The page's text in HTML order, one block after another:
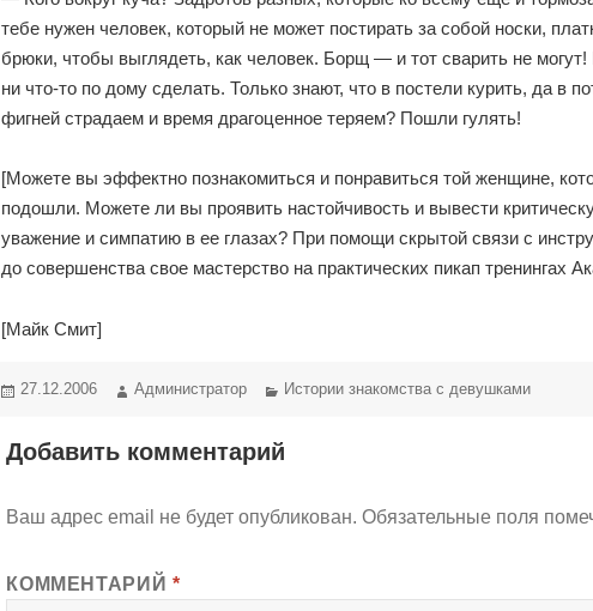
тебе нужен человек, который не может постирать за собой носки,
брюки, чтобы выглядеть, как человек. Борщ — и тот сварить не
ни что-то по дому сделать. Только знают, что в постели курить, да в
фигней страдаем и время драгоценное теряем? Пошли гулять!
[Можете вы эффектно познакомиться и понравиться той женщине,
подошли. Можете ли вы проявить настойчивость и вывести
уважение и симпатию в ее глазах? При помощи скрытой связи с
до совершенства свое мастерство на практических пикап тренингах
[Майк Смит]
Опубликовано
27.12.2006 Автор
Администратор Рубрики
Истории знакомства с девушками
Добавить комментарий
Ваш адрес email не будет опубликован. Обязательные поля
КОММЕНТАРИЙ *